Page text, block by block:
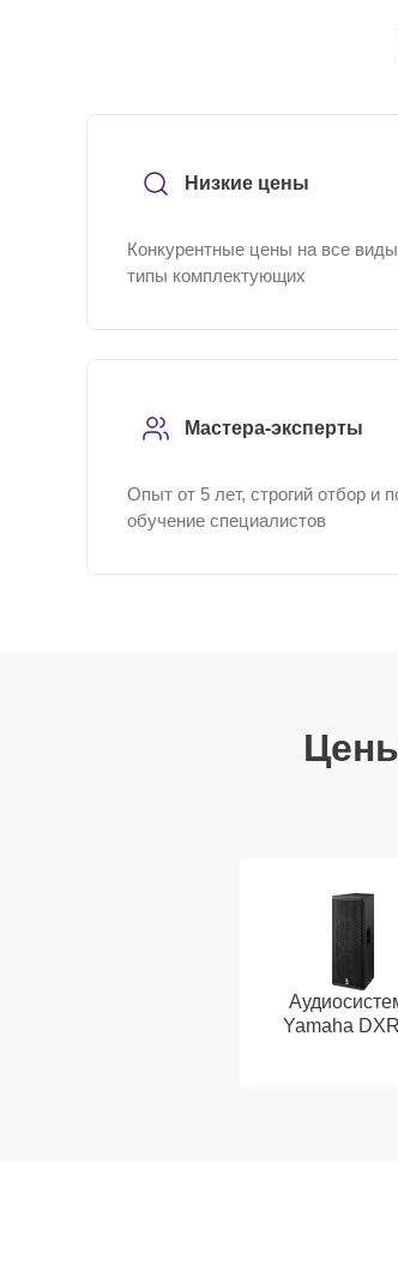
Низкие цены
Конкурентные цены на все
типы комплектующих
Мастера-эксперты
Опыт от 5 лет, строгий отбор и
обучение специалистов
Yamaha